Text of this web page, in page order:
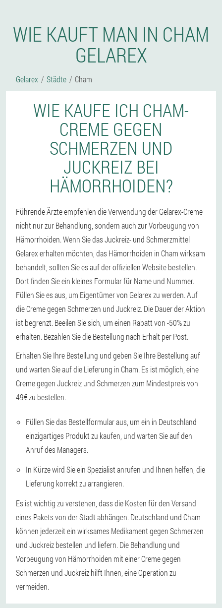
WIE KAUFT MAN IN CHAM
GELAREX
Gelarex Städte Cham
WIE KAUFE ICH CHAM-
CREME GEGEN
SCHMERZEN UND
JUCKREIZ BEI
HÄMORRHOIDEN?
Führende Ärzte empfehlen die Verwendung der Gelarex-Creme
nicht nur zur Behandlung, sondern auch zur Vorbeugung von
Hämorrhoiden. Wenn Sie das Juckreiz- und Schmerzmittel
Gelarex erhalten möchten, das Hämorrhoiden in Cham wirksam
behandelt, sollten Sie es auf der offiziellen Website bestellen.
Dort finden Sie ein kleines Formular für Name und Nummer.
Füllen Sie es aus, um Eigentümer von Gelarex zu werden. Auf
die Creme gegen Schmerzen und Juckreiz. Die Dauer der Aktion
ist begrenzt. Beeilen Sie sich, um einen Rabatt von -50% zu
erhalten. Bezahlen Sie die Bestellung nach Erhalt per Post.
Erhalten Sie Ihre Bestellung und geben Sie Ihre Bestellung auf
und warten Sie auf die Lieferung in Cham. Es ist möglich, eine
Creme gegen Juckreiz und Schmerzen zum Mindestpreis von
49€ zu bestellen.
Füllen Sie das Bestellformular aus, um ein in Deutschland
einzigartiges Produkt zu kaufen, und warten Sie auf den
Anruf des Managers.
In Kürze wird Sie ein Spezialist anrufen und Ihnen helfen, die
Lieferung korrekt zu arrangieren.
Es ist wichtig zu verstehen, dass die Kosten für den Versand
eines Pakets von der Stadt abhängen. Deutschland und Cham
können jederzeit ein wirksames Medikament gegen Schmerzen
und Juckreiz bestellen und liefern. Die Behandlung und
Vorbeugung von Hämorrhoiden mit einer Creme gegen
Schmerzen und Juckreiz hilft Ihnen, eine Operation zu
vermeiden.